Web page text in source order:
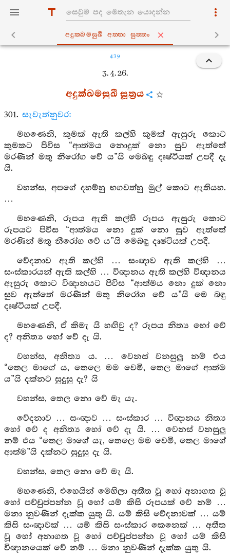
අදුක‍්ඛමසුඛී අත‍්තා සුත‍්තං
439
3. 4. 26.
අදුක්ඛමසුඛී සූත්‍රය
301. සැවැත්නුවර:
මහණෙනි, කුමක් ඇති කල්හි කුමක් ඇසුරු කොට
කුමකට පිවිස “ආත්මය නොදුක් නො සුව ඇත්තේ
මරණින් මතු නීරෝග වේ ය”යි මෙබඳු දෘෂ්ටියක් උපදී දැ
යි.
වහන්ස, අපගේ දහම්හු භගවත්හු මුල් කොට ඇතියහ.
…
මහණෙනි, රූපය ඇති කල්හි රූපය ඇසුරු කොට
රූපයට පිවිස “ආත්මය නො දුක් නො සුව ඇත්තේ
මරණින් මතු නීරෝග වේ ය”යි මෙබඳු දෘෂ්ටියක් උපදී.
වේදනාව ඇති කල්හි … සංඥාව ඇති කල්හි …
සංස්කාරයන් ඇති කල්හි … විඥානය ඇති කල්හි විඥානය
ඇසුරු කොට විඥානයට පිවිස “ආත්මය නො දුක් නො
සුව ඇත්තේ මරණින් මතු නිරෝග වේ ය”යි මෙ බඳු
දෘෂ්ටියක් උපදී.
මහණෙනි, ඒ කිමැ යි හඟිවු ද? රූපය නිත්‍ය හෝ වේ
ද? අනිත්‍ය හෝ වේ දැ යි.
වහන්ස, අනිත්‍ය ය. … වෙනස් වනසුලු නම් එය
“තෙල මාගේ ය, තෙලෙ මම වෙමි, තෙල මාගේ ආත්ම
ය”යි දක්නට සුදුසු දැ? යි
වහන්ස, තෙල නො වේ මැ යැ.
වේදනාව … සංඥාව … සංස්කාර … විඥානය නිත්‍ය
හෝ වේ ද අනිත්‍ය හෝ වේ දැ යි. … වෙනස් වනසුලු
නම් එය “තෙල මාගේ යැ, තෙලෙ මම වෙමි, තෙල මාගේ
ආත්ම”යි දක්නට සුදුසු දැ යි.
වහන්ස, තෙල නො වේ මැ යි.
මහණෙනි, එහෙයින් මෙහිලා අතීත වූ හෝ අනාගත වූ
හෝ පච්චුප්පන්න වූ හෝ යම් කිසි රූපයක් වේ නම් …
මනා නුවණින් දැක්ක යුතු යි. යම් කිසි වේදනාවක් … යම්
කිසි සංඥාවක් … යම් කිසි සංස්කාර කෙනෙක් … අතීත
වූ හෝ අනාගත වූ හෝ පච්චුප්පන්න වූ හෝ යම් කිසි
විඥානයෙක් වේ නම් … මනා නුවණින් දැක්ක යුතු යි.